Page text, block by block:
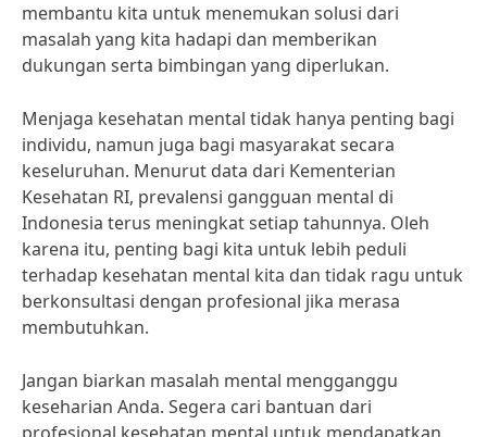
membantu kita untuk menemukan solusi dari
masalah yang kita hadapi dan memberikan
dukungan serta bimbingan yang diperlukan.
Menjaga kesehatan mental tidak hanya penting bagi
individu, namun juga bagi masyarakat secara
keseluruhan. Menurut data dari Kementerian
Kesehatan RI, prevalensi gangguan mental di
Indonesia terus meningkat setiap tahunnya. Oleh
karena itu, penting bagi kita untuk lebih peduli
terhadap kesehatan mental kita dan tidak ragu untuk
berkonsultasi dengan profesional jika merasa
membutuhkan.
Jangan biarkan masalah mental mengganggu
keseharian Anda. Segera cari bantuan dari